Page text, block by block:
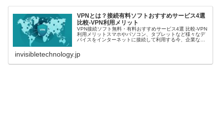
VPNとは？接続有料ソフトおすすめサービス4選
比較-VPN利用メリット
VPN接続ソフト無料・有料おすすめサービス4選 比較-VPN
利用メリットスマホやパソコン、タブレットなど様々なデ
バイスをインターネットに接続して利用する今、企業など
invisibletechnology.jp